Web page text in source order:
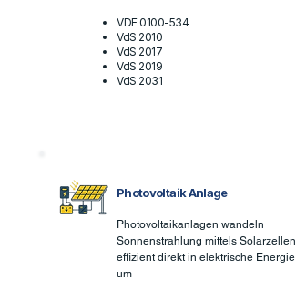
VDE 0100-534
VdS 2010
VdS 2017
VdS 2019
VdS 2031
Photovoltaik Anlage
Photovoltaikanlagen wandeln
Sonnenstrahlung mittels Solarzellen
effizient direkt in elektrische Energie
um